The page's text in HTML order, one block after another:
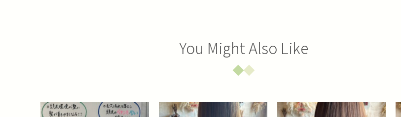
You Might Also Like